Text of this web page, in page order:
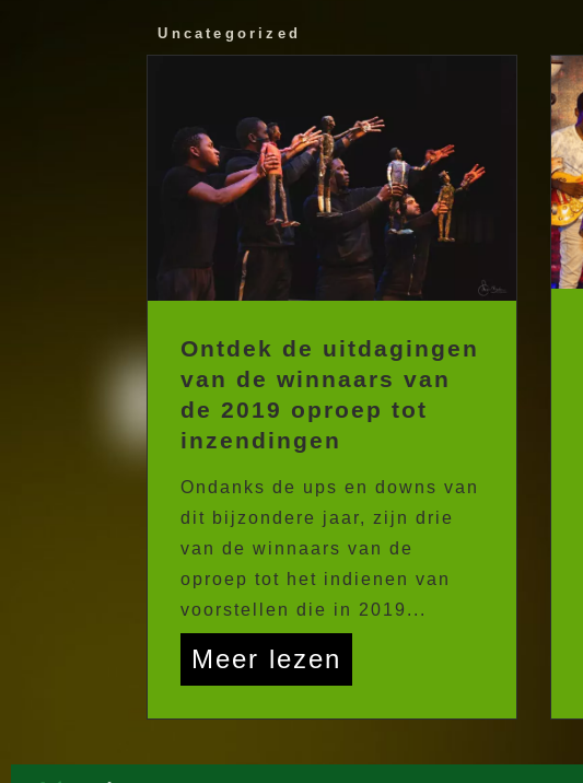
Uncategorized
Ontdek de uitdagingen
van de winnaars van
de 2019 oproep tot
inzendingen
Ondanks de ups en downs van
dit bijzondere jaar, zijn drie
van de winnaars van de
oproep tot het indienen van
voorstellen die in 2019...
Meer lezen